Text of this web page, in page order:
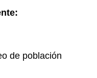
de población